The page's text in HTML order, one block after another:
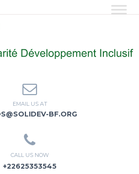
EMAIL US AT
BF.ORG
CALL US NOW
+22625353545